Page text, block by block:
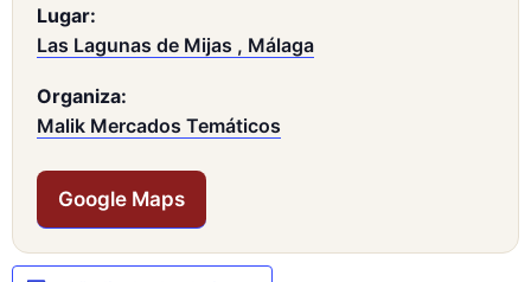
Lugar:
Las Lagunas de Mijas , Málaga
Organiza:
Malik Mercados Temáticos
Google Maps